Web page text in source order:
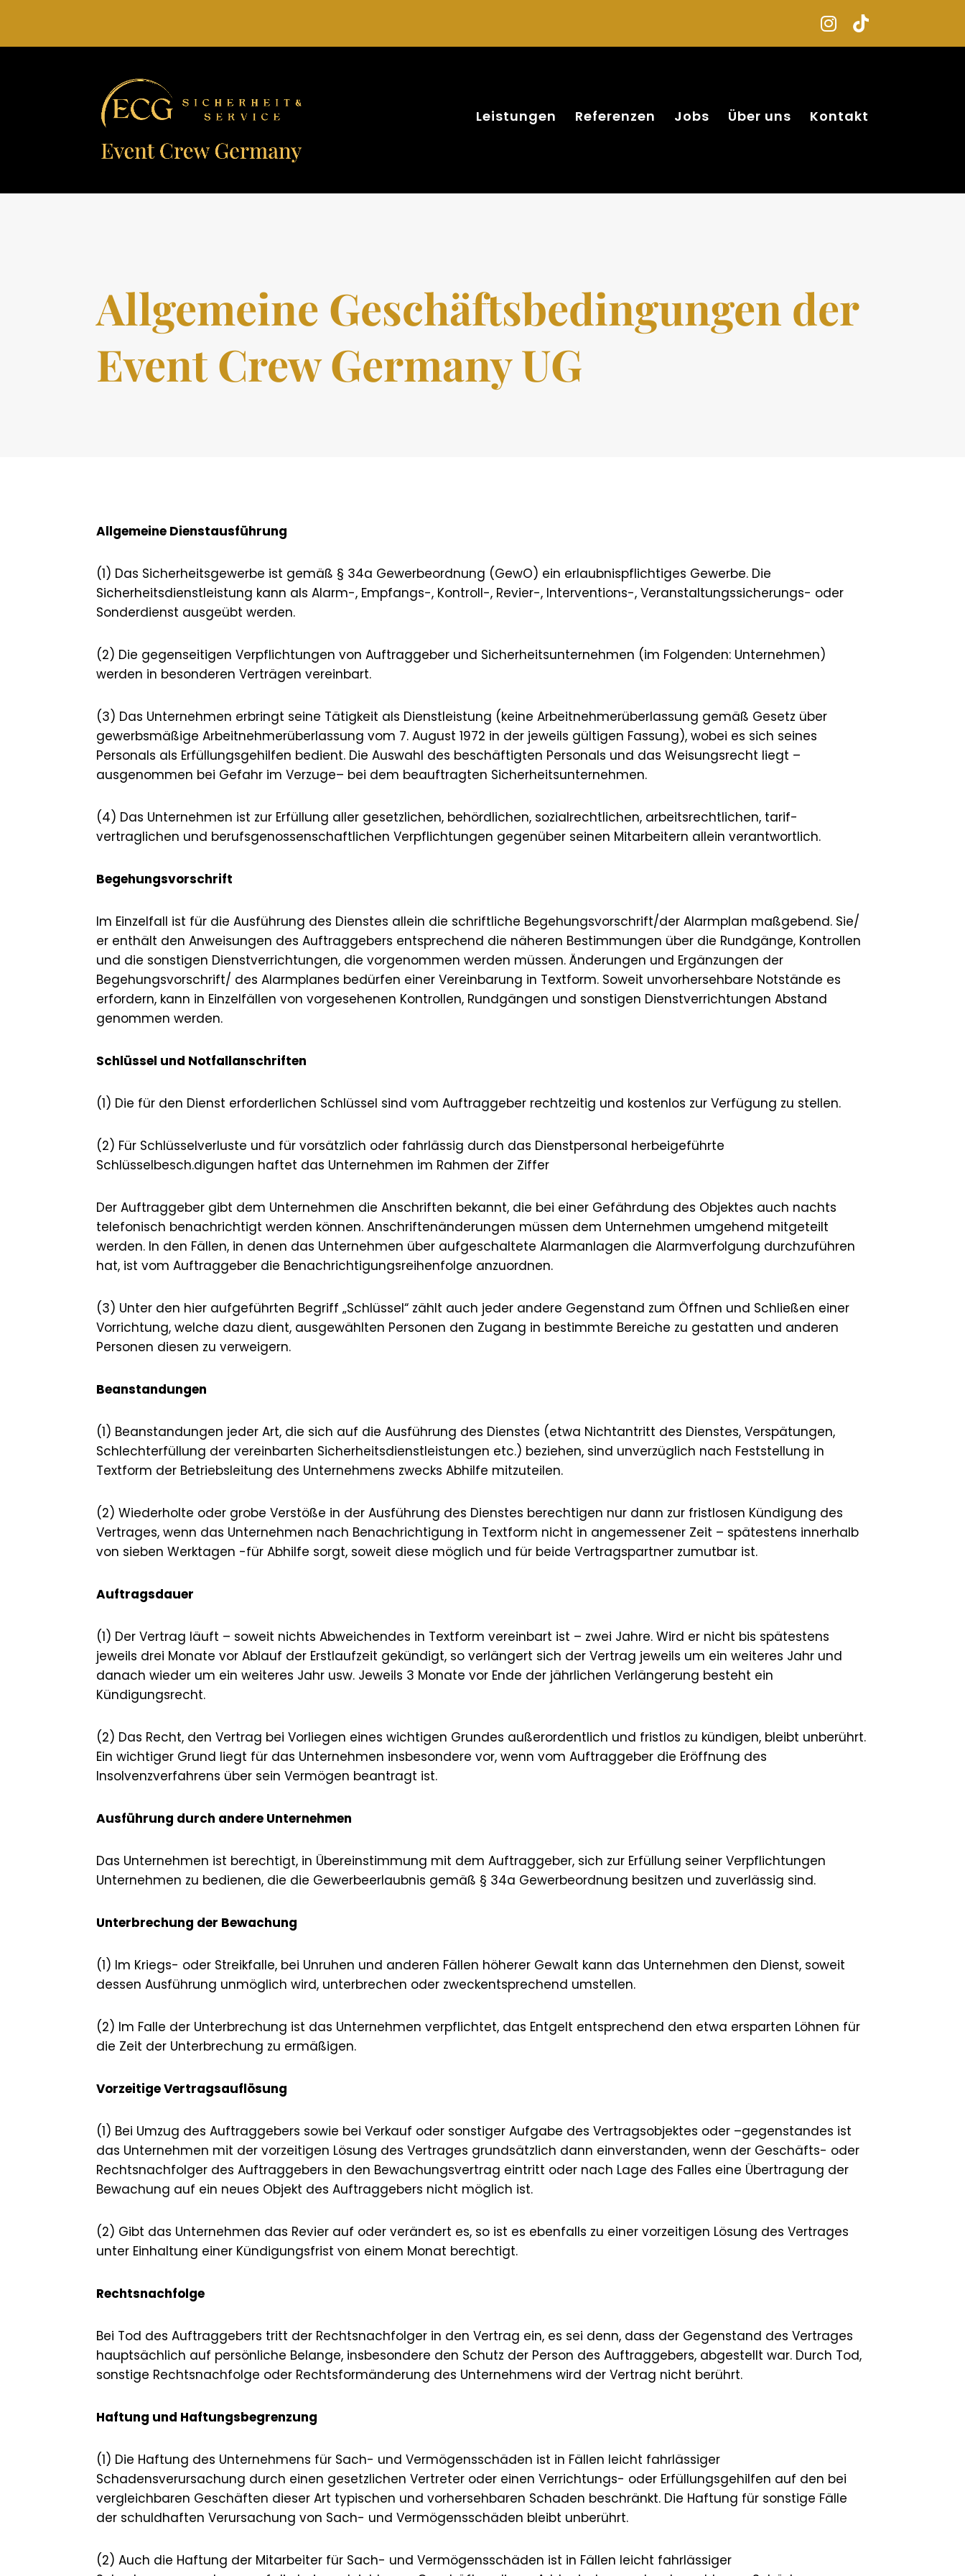
Leistungen Referenzen Jobs Über uns Kontakt
Allgemeine Geschäftsbedingungen der
Event Crew Germany UG
Allgemeine Dienstausführung
(1) Das Sicherheitsgewerbe ist gemäß § 34a Gewerbeordnung (GewO) ein erlaubnispflichtiges Gewerbe. Die
Sicherheitsdienstleistung kann als Alarm-, Empfangs-, Kontroll-, Revier-, Interventions-, Veranstaltungssicherungs- oder
Sonderdienst ausgeübt werden.
(2) Die gegenseitigen Verpflichtungen von Auftraggeber und Sicherheitsunternehmen (im Folgenden: Unternehmen)
werden in besonderen Verträgen vereinbart.
(3) Das Unternehmen erbringt seine Tätigkeit als Dienstleistung (keine Arbeitnehmerüberlassung gemäß Gesetz über
gewerbsmäßige Arbeitnehmerüberlassung vom 7. August 1972 in der jeweils gültigen Fassung), wobei es sich seines
Personals als Erfüllungsgehilfen bedient. Die Auswahl des beschäftigten Personals und das Weisungsrecht liegt –
ausgenommen bei Gefahr im Verzuge– bei dem beauftragten Sicherheitsunternehmen.
(4) Das Unternehmen ist zur Erfüllung aller gesetzlichen, behördlichen, sozialrechtlichen, arbeitsrechtlichen, tarif-
vertraglichen und berufsgenossenschaftlichen Verpflichtungen gegenüber seinen Mitarbeitern allein verantwortlich.
Begehungsvorschrift
Im Einzelfall ist für die Ausführung des Dienstes allein die schriftliche Begehungsvorschrift/der Alarmplan maßgebend. Sie/
er enthält den Anweisungen des Auftraggebers entsprechend die näheren Bestimmungen über die Rundgänge, Kontrollen
und die sonstigen Dienstverrichtungen, die vorgenommen werden müssen. Änderungen und Ergänzungen der
Begehungsvorschrift/ des Alarmplanes bedürfen einer Vereinbarung in Textform. Soweit unvorhersehbare Notstände es
erfordern, kann in Einzelfällen von vorgesehenen Kontrollen, Rundgängen und sonstigen Dienstverrichtungen Abstand
genommen werden.
Schlüssel und Notfallanschriften
(1) Die für den Dienst erforderlichen Schlüssel sind vom Auftraggeber rechtzeitig und kostenlos zur Verfügung zu stellen.
(2) Für Schlüsselverluste und für vorsätzlich oder fahrlässig durch das Dienstpersonal herbeigeführte
Schlüsselbesch.digungen haftet das Unternehmen im Rahmen der Ziffer
Der Auftraggeber gibt dem Unternehmen die Anschriften bekannt, die bei einer Gefährdung des Objektes auch nachts
telefonisch benachrichtigt werden können. Anschriftenänderungen müssen dem Unternehmen umgehend mitgeteilt
werden. In den Fällen, in denen das Unternehmen über aufgeschaltete Alarmanlagen die Alarmverfolgung durchzuführen
hat, ist vom Auftraggeber die Benachrichtigungsreihenfolge anzuordnen.
(3) Unter den hier aufgeführten Begriff „Schlüssel“ zählt auch jeder andere Gegenstand zum Öffnen und Schließen einer
Vorrichtung, welche dazu dient, ausgewählten Personen den Zugang in bestimmte Bereiche zu gestatten und anderen
Personen diesen zu verweigern.
Beanstandungen
(1) Beanstandungen jeder Art, die sich auf die Ausführung des Dienstes (etwa Nichtantritt des Dienstes, Verspätungen,
Schlechterfüllung der vereinbarten Sicherheitsdienstleistungen etc.) beziehen, sind unverzüglich nach Feststellung in
Textform der Betriebsleitung des Unternehmens zwecks Abhilfe mitzuteilen.
(2) Wiederholte oder grobe Verstöße in der Ausführung des Dienstes berechtigen nur dann zur fristlosen Kündigung des
Vertrages, wenn das Unternehmen nach Benachrichtigung in Textform nicht in angemessener Zeit – spätestens innerhalb
von sieben Werktagen -für Abhilfe sorgt, soweit diese möglich und für beide Vertragspartner zumutbar ist.
Auftragsdauer
(1) Der Vertrag läuft – soweit nichts Abweichendes in Textform vereinbart ist – zwei Jahre. Wird er nicht bis spätestens
jeweils drei Monate vor Ablauf der Erstlaufzeit gekündigt, so verlängert sich der Vertrag jeweils um ein weiteres Jahr und
danach wieder um ein weiteres Jahr usw. Jeweils 3 Monate vor Ende der jährlichen Verlängerung besteht ein
Kündigungsrecht.
(2) Das Recht, den Vertrag bei Vorliegen eines wichtigen Grundes außerordentlich und fristlos zu kündigen, bleibt unberührt.
Ein wichtiger Grund liegt für das Unternehmen insbesondere vor, wenn vom Auftraggeber die Eröffnung des
Insolvenzverfahrens über sein Vermögen beantragt ist.
Ausführung durch andere Unternehmen
Das Unternehmen ist berechtigt, in Übereinstimmung mit dem Auftraggeber, sich zur Erfüllung seiner Verpflichtungen
Unternehmen zu bedienen, die die Gewerbeerlaubnis gemäß § 34a Gewerbeordnung besitzen und zuverlässig sind.
Unterbrechung der Bewachung
(1) Im Kriegs- oder Streikfalle, bei Unruhen und anderen Fällen höherer Gewalt kann das Unternehmen den Dienst, soweit
dessen Ausführung unmöglich wird, unterbrechen oder zweckentsprechend umstellen.
(2) Im Falle der Unterbrechung ist das Unternehmen verpflichtet, das Entgelt entsprechend den etwa ersparten Löhnen für
die Zeit der Unterbrechung zu ermäßigen.
Vorzeitige Vertragsauflösung
(1) Bei Umzug des Auftraggebers sowie bei Verkauf oder sonstiger Aufgabe des Vertragsobjektes oder –gegenstandes ist
das Unternehmen mit der vorzeitigen Lösung des Vertrages grundsätzlich dann einverstanden, wenn der Geschäfts- oder
Rechtsnachfolger des Auftraggebers in den Bewachungsvertrag eintritt oder nach Lage des Falles eine Übertragung der
Bewachung auf ein neues Objekt des Auftraggebers nicht möglich ist.
(2) Gibt das Unternehmen das Revier auf oder verändert es, so ist es ebenfalls zu einer vorzeitigen Lösung des Vertrages
unter Einhaltung einer Kündigungsfrist von einem Monat berechtigt.
Rechtsnachfolge
Bei Tod des Auftraggebers tritt der Rechtsnachfolger in den Vertrag ein, es sei denn, dass der Gegenstand des Vertrages
hauptsächlich auf persönliche Belange, insbesondere den Schutz der Person des Auftraggebers, abgestellt war. Durch Tod,
sonstige Rechtsnachfolge oder Rechtsformänderung des Unternehmens wird der Vertrag nicht berührt.
Haftung und Haftungsbegrenzung
(1) Die Haftung des Unternehmens für Sach- und Vermögensschäden ist in Fällen leicht fahrlässiger
Schadensverursachung durch einen gesetzlichen Vertreter oder einen Verrichtungs- oder Erfüllungsgehilfen auf den bei
vergleichbaren Geschäften dieser Art typischen und vorhersehbaren Schaden beschränkt. Die Haftung für sonstige Fälle
der schuldhaften Verursachung von Sach- und Vermögensschäden bleibt unberührt.
(2) Auch die Haftung der Mitarbeiter für Sach- und Vermögensschäden ist in Fällen leicht fahrlässiger